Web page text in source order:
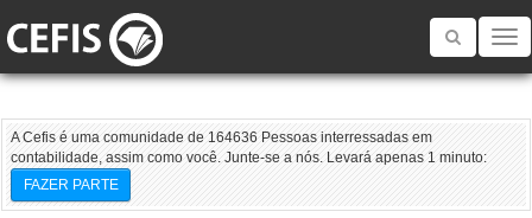
Toggle
A Cefis é uma comunidade de 164636 Pessoas interressadas em
contabilidade, assim como você. Junte-se a nós. Levará apenas 1 minuto:
FAZER PARTE